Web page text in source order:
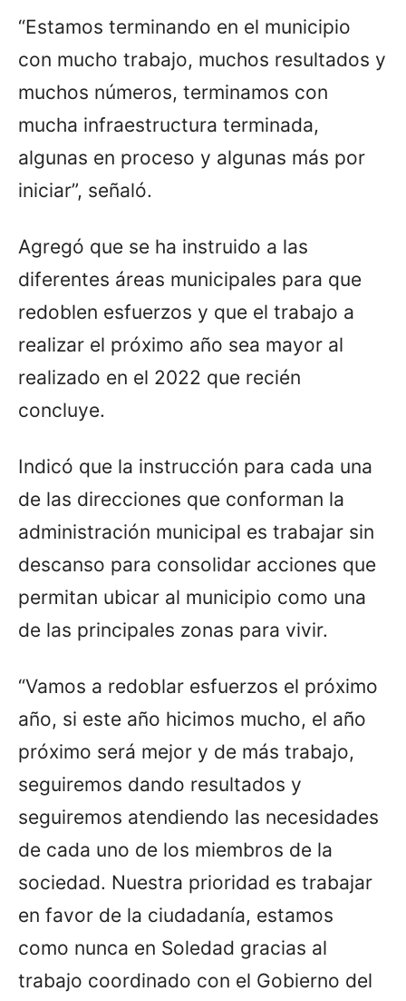
“Estamos terminando en el municipio
con mucho trabajo, muchos resultados y
muchos números, terminamos con
mucha infraestructura terminada,
algunas en proceso y algunas más por
iniciar”, señaló.
Agregó que se ha instruido a las
diferentes áreas municipales para que
redoblen esfuerzos y que el trabajo a
realizar el próximo año sea mayor al
realizado en el 2022 que recién
concluye.
Indicó que la instrucción para cada una
de las direcciones que conforman la
administración municipal es trabajar sin
descanso para consolidar acciones que
permitan ubicar al municipio como una
de las principales zonas para vivir.
“Vamos a redoblar esfuerzos el próximo
año, si este año hicimos mucho, el año
próximo será mejor y de más trabajo,
seguiremos dando resultados y
seguiremos atendiendo las necesidades
de cada uno de los miembros de la
sociedad. Nuestra prioridad es trabajar
en favor de la ciudadanía, estamos
como nunca en Soledad gracias al
trabajo coordinado con el Gobierno del